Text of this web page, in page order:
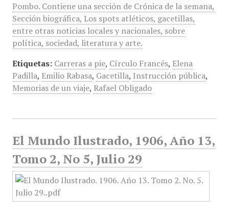
Pombo. Contiene una sección de Crónica de la semana,
Sección biográfica, Los spots atléticos, gacetillas,
entre otras noticias locales y nacionales, sobre
política, sociedad, literatura y arte.
Etiquetas: Carreras a pie, Círculo Francés, Elena
Padilla, Emilio Rabasa, Gacetilla, Instrucción pública,
Memorias de un viaje, Rafael Obligado
El Mundo Ilustrado, 1906, Año 13,
Tomo 2, No 5, Julio 29